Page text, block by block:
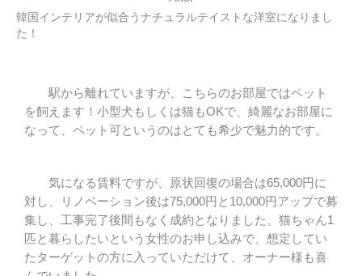
韓国インテリアが似合うナチュラルテイストな洋室になりまし
た！
駅から離れていますが、こちらのお部屋ではペット
を飼えます！小型犬もしくは猫もOKで、綺麗なお部屋に
なって、ペット可というのはとても希少で魅力的です。
気になる賃料ですが、原状回復の場合は65,000円に
対し、リノベーション後は75,000円と10,000円アップで募
集し、工事完了後間もなく成約となりました。猫ちゃん1
匹と暮らしたいという女性のお申し込みで、想定してい
たターゲットの方に入っていただけて、オーナー様も喜